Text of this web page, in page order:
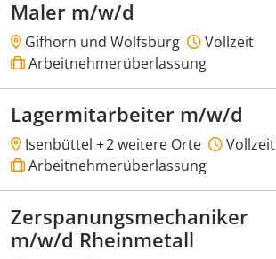
Maler m/w/d
Gifhorn und Wolfsburg
Vollzeit
Arbeitnehmerüberlassung
Lagermitarbeiter m/w/d
Isenbüttel +2 weitere Orte
Vollzeit
Arbeitnehmerüberlassung
Zerspanungsmechaniker
m/w/d Rheinmetall